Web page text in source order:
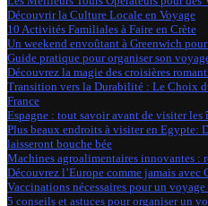
Découvrir la Culture Locale en Voyage
10 Activités Familiales à Faire en Crète
Un weekend envoûtant à Greenwich
Guide pratique pour organiser son
Découvrez la magie des croisières
Transition vers la Durabilité : Le Choix
France
Espagne : tout savoir avant de visiter les
Plus beaux endroits à visiter en Egypte:
laisseront bouche bée
Machines agroalimentaires innovantes
Découvrez l’Europe comme jamais avec
Vaccinations nécessaires pour un
5 conseils et astuces pour organiser un